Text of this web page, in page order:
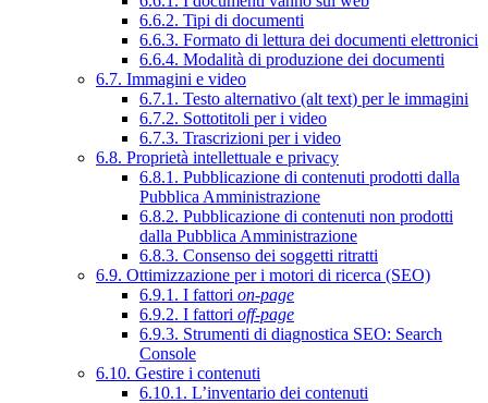
6.6.2. Tipi di documenti
6.6.3. Formato di lettura dei documenti elettronici
6.6.4. Modalità di produzione dei documenti
6.7. Immagini e video
6.7.1. Testo alternativo (alt text) per le immagini
6.7.2. Sottotitoli per i video
6.7.3. Trascrizioni per i video
6.8. Proprietà intellettuale e privacy
6.8.1. Pubblicazione di contenuti prodotti dalla
Pubblica Amministrazione
6.8.2. Pubblicazione di contenuti non prodotti
dalla Pubblica Amministrazione
6.8.3. Consenso dei soggetti ritratti
6.9. Ottimizzazione per i motori di ricerca (SEO)
6.9.1. I fattori on-page
6.9.2. I fattori off-page
6.9.3. Strumenti di diagnostica SEO: Search
Console
6.10. Gestire i contenuti
6.10.1. L’inventario dei contenuti